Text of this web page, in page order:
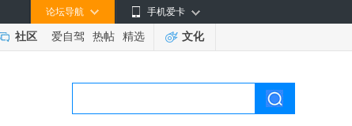
手机爱卡
论坛导航
社区 爱自驾 热帖 精选 文化